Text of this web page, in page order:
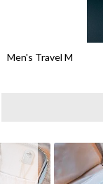
Men's Travel M
Slideshow
Slide controls